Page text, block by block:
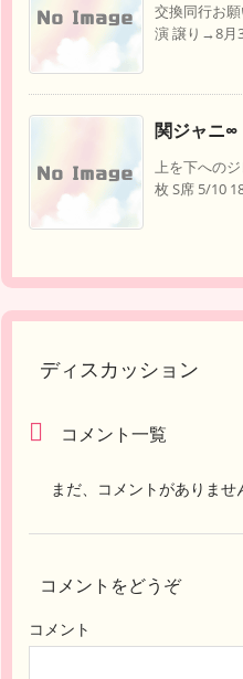
交換同行お
演 譲り→8月
関ジャニ∞
上を下への
枚 S席 5/10
ディスカッション
コメント一覧
まだ、コメントがありませ
コメントをどうぞ
コメント